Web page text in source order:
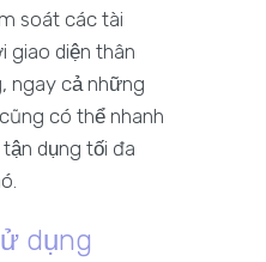
soát các tài
giao diện thân
ngay cả những
có thể nhanh
dụng tối đa
dụng